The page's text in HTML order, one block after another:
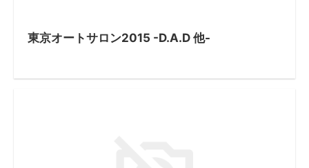
東京オートサロン2015 -D.A.D 他-